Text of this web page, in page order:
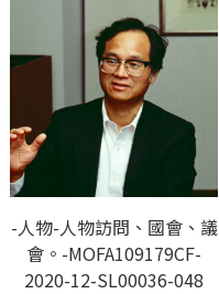
-人物-人物訪問、國會、議
會。-MOFA109179CF-
2020-12-SL00036-048